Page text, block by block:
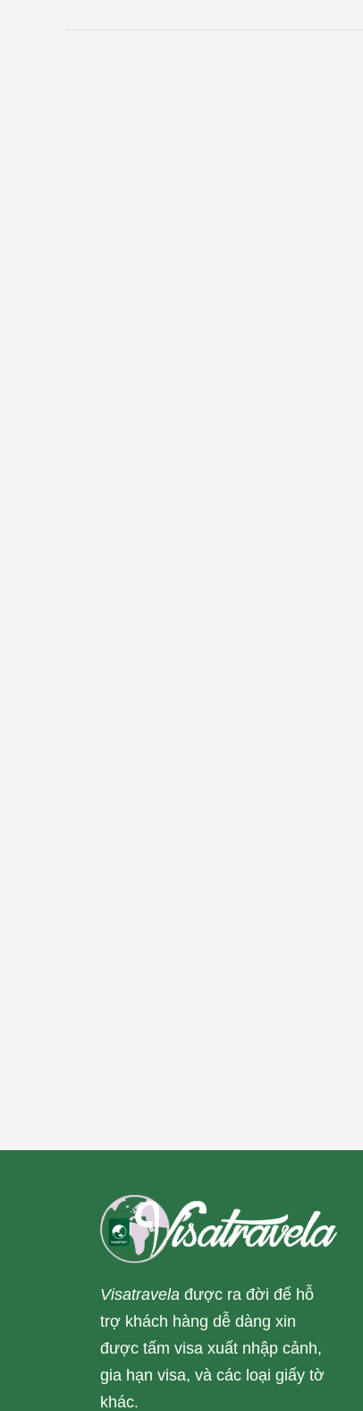
Visatravela được ra đời để hỗ
trợ khách hàng dễ dàng xin
được tấm visa xuất nhập cảnh,
gia hạn visa, và các loại giấy tờ
khác.